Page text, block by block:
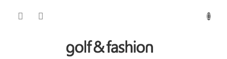
NÁKUPNÍ